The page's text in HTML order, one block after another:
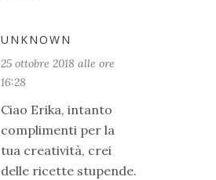
UNKNOWN
25 ottobre 2018 alle ore
16:28
Ciao Erika, intanto
complimenti per la
tua creatività, crei
delle ricette stupende.